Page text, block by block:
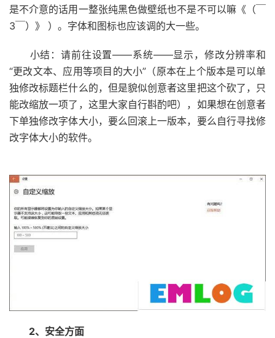
是不介意的话用一整张纯黑色做壁纸也不是不可以嘛《（￣
3￣）》 ）。字体和图标也应该调的大一些。
小结：请前往设置——系统——显示，修改分辨率和
“更改文本、应用等项目的大小”（原本在上个版本是可以单
独修改标题栏什么的，但是貌似创意者这里把这个砍了，只
能改缩放一项了，这里大家自行斟酌吧），如果想在创意者
下单独修改字体大小，要么回滚上一版本，要么自行寻找修
改字体大小的软件。
2、安全方面